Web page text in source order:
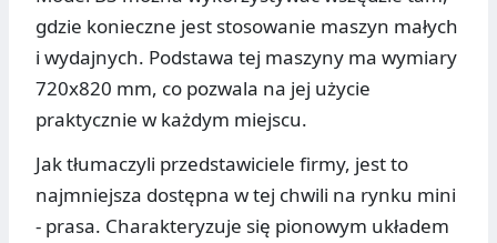
gdzie konieczne jest stosowanie maszyn małych
i wydajnych. Podstawa tej maszyny ma wymiary
720x820 mm, co pozwala na jej użycie
praktycznie w każdym miejscu.
Jak tłumaczyli przedstawiciele firmy, jest to
najmniejsza dostępna w tej chwili na rynku mini
- prasa. Charakteryzuje się pionowym układem